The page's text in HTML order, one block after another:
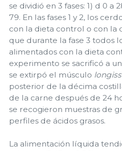
se dividió en 3 fases: 1) d 0 a
79. En las fases 1 y 2, los
con la dieta control o con la
que durante la fase 3 todos
alimentados con la dieta
experimento se sacrificó a
se extirpó el músculo
posterior de la décima
de la carne después de 24
se recogieron muestras de
perfiles de ácidos grasos.
La alimentación líquida